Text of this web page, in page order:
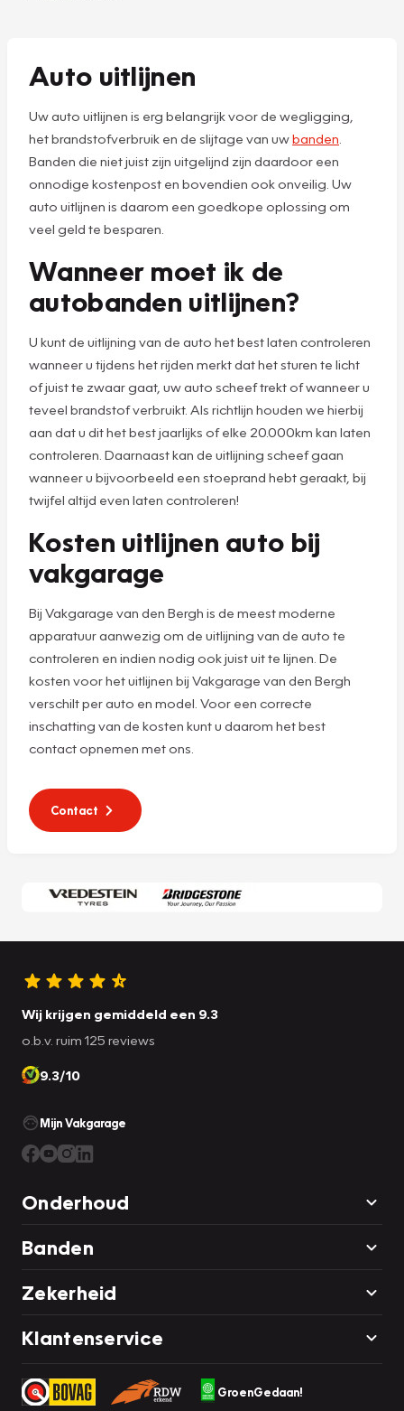
Auto uitlijnen
Uw auto uitlijnen is erg belangrijk voor de wegligging,
het brandstofverbruik en de slijtage van uwbanden
Banden die niet juist zijn uitgelijnd zijn daardoor een
onnodige kostenpost en bovendien ook onveilig. Uw
auto uitlijnen is daarom een goedkope oplossing om
veel geld te besparen.
Wanneer moet ik de
autobanden uitlijnen?
U kunt de uitlijning van de auto het best laten controleren
wanneer u tijdens het rijden merkt dat het sturen te licht
of juist te zwaar gaat, uw auto scheef trekt of wanneer u
teveel brandstof verbruikt. Als richtlijn houden we hierbij
aan dat u dit het best jaarlijks of elke 20.000km kan laten
controleren. Daarnaast kan de uitlijning scheef gaan
wanneer u bijvoorbeeld een stoeprand hebt geraakt, bij
twijfel altijd even laten controleren!
Kosten uitlijnen auto bij
vakgarage
Bij Vakgarage van den Bergh is de meest moderne
apparatuur aanwezig om de uitlijning van de auto te
controleren en indien nodig ook juist uit te lijnen. De
kosten voor het uitlijnen bij Vakgarage van den Bergh
verschilt per auto en model. Voor een correcte
inschatting van de kosten kunt u daarom het best
contact opnemen met ons.
Contact
Wij krijgen gemiddeld een 9.3
o.b.v. ruim 125 reviews
9.3/10
Mijn Vakgarage
Onderhoud
Banden
Zekerheid
Klantenservice
GroenGedaan!